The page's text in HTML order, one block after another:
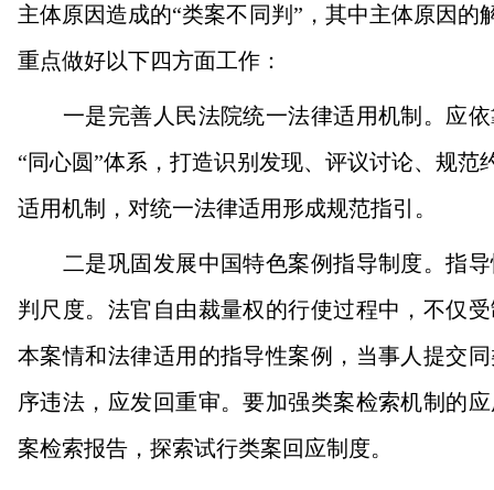
主体原因造成的“类案不同判”，其中主体原因
重点做好以下四方面工作：
一是完善人民法院统一法律适用机制。应依
“同心圆”体系，打造识别发现、评议讨论、规
适用机制，对统一法律适用形成规范指引。
二是巩固发展中国特色案例指导制度。指导
判尺度。法官自由裁量权的行使过程中，不仅
本案情和法律适用的指导性案例，当事人提交
序违法，应发回重审。要加强类案检索机制的
案检索报告，探索试行类案回应制度。